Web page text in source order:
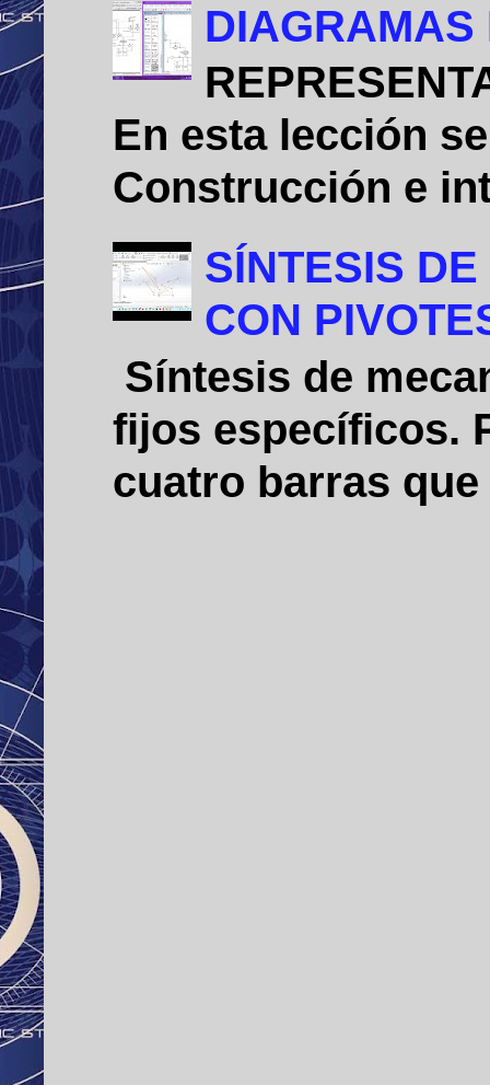
DIAGRAMAS
En esta lección
Construcción e
SÍNTESIS
CON
Síntesis de
fijos específicos.
cuatro barras que